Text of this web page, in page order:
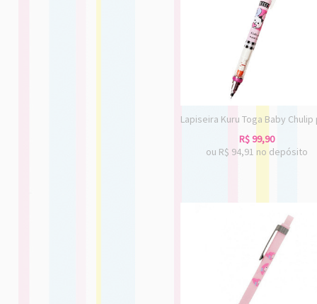
Lapiseira Kuru Toga Baby Chulip
R$ 99,90
ou R$ 94,91 no depósito